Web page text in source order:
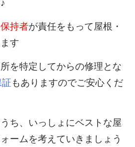
持者が責任をもって屋根・
す
を特定してからの修理とな
もありますのでご安心くだ
ち、いっしょにベストな屋
ームを考えていきましょう